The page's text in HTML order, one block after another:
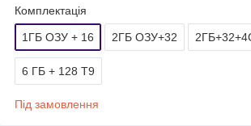
Комплектація
1ГБ ОЗУ + 16 2ГБ ОЗУ+32
6 ГБ + 128 Т9
Під замовлення